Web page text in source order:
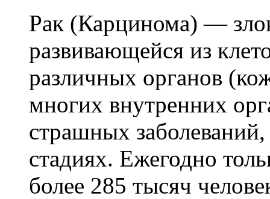
Рак (Карцинома) —
развивающейся из
различных органов
многих внутренних
страшных
стадиях. Ежегодно
более 285 тысяч